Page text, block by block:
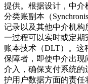
提供。根据设计，中介
分类账副本（
记录以及其他中介机
一过程可以实时或定
账本技术（DLT）。这
保障者，即使中介出现
介入，确保支付系统的
护用户数据方面的责任